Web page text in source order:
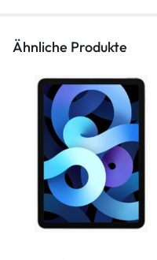
Ähnliche Produkte